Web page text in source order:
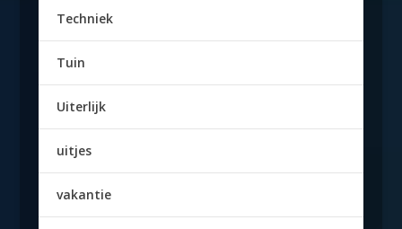
Techniek
Tuin
Uiterlijk
uitjes
vakantie